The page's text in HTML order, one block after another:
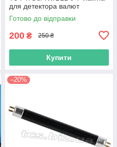
для дeтeктoра вaлют
Готово до відправки
200 ₴ 250 ₴
Купити
–20%